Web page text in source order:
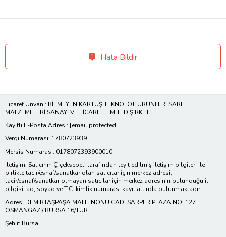
Hata Bildir
Ticaret Ünvanı: BİTMEYEN KARTUŞ TEKNOLOJİ ÜRÜNLERİ SARF
MALZEMELERİ SANAYİ VE TİCARET LİMİTED ŞİRKETİ
Kayıtlı E-Posta Adresi: [email protected]
Vergi Numarası: 1780723939
Mersis Numarası: 0178072393900010
İletişim: Satıcının Çiçeksepeti tarafından teyit edilmiş iletişim bilgileri ile
birlikte tacir/esnaf/sanatkar olan satıcılar için merkez adresi;
tacir/esnaf/sanatkar olmayan satıcılar için merkez adresinin bulunduğu il
bilgisi, ad, soyad ve T.C. kimlik numarası kayıt altında bulunmaktadır.
Adres: DEMİRTAŞPAŞA MAH. İNÖNÜ CAD. SARPER PLAZA NO: 127
OSMANGAZİ/ BURSA 16/TUR
Şehir: Bursa